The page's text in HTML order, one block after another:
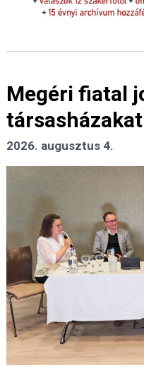
Megéri fiatal
2026. augusztus 4.